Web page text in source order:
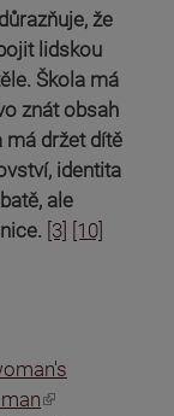
že
lidskou
Škola má
znát obsah
má držet dítě
identita
ale
[3] [10]